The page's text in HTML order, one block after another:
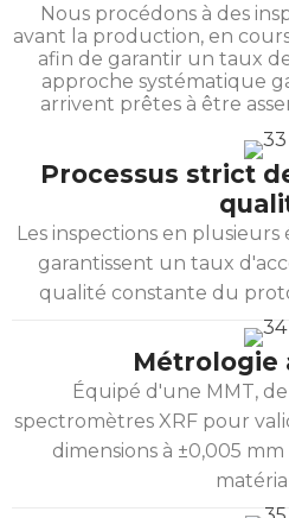
Nous procédons à des
avant la production, en
afin de garantir un taux
approche systématique
arrivent prêtes à être
Processus strict
Les inspections en plusieurs
garantissent un taux
qualité constante du
Métrologie
Équipé d'une MMT,
spectromètres XRF pour
dimensions à ±0,005